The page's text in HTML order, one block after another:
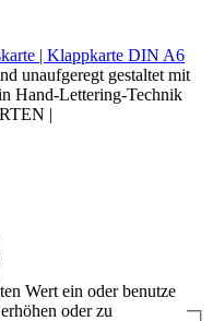
| Klappkarte DIN A6
unaufgeregt gestaltet mit
Hand-Lettering-Technik
|
Wert ein oder benutze
oder zu